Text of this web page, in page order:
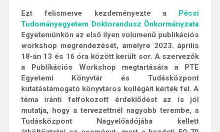
Ezt felismerve kezdeményezte a Pécsi
Tudományegyetem Doktorandusz Önkormányzata
Egyetemünkön az első ilyen volumenű publikációs
workshop megrendezését, amelyre 2023. április
18-án 13 és 16 óra között került sor. A szervezők
a Publikációs Workshop megtartására a PTE
Egyetemi Könyvtár és Tudásközpont
kutatástámogató könyvtáros kollégáit kérték fel. A
téma iránti felfokozott érdeklődést az is jól
mutatja, hogy a tervezettnél nagyobb terembe, a
Tudásközpont Nagyelőadójába kellett